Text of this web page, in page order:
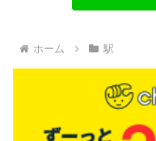
ホーム 駅